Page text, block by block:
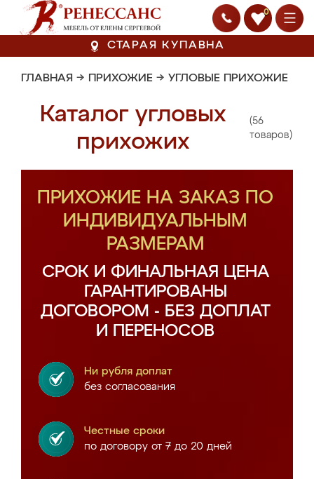
0
СТАРАЯ КУПАВНА
ГЛАВНАЯ → ПРИХОЖИЕ → УГЛОВЫЕ ПРИХОЖИЕ
Каталог угловых
прихожих
(56
товаров)
ПРИХОЖИЕ НА ЗАКАЗ ПО
ИНДИВИДУАЛЬНЫМ
РАЗМЕРАМ
СРОК И ФИНАЛЬНАЯ ЦЕНА
ГАРАНТИРОВАНЫ
ДОГОВОРОМ - БЕЗ ДОПЛАТ
И ПЕРЕНОСОВ
Ни рубля доплат
без согласования
Честные сроки
по договору от 7 до 20 дней